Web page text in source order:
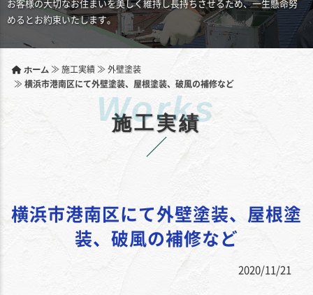
お客様の大切なお住まいを美しく維持し長持ちさせるため、一生懸命努
めるとお約束いたします。
ホーム ≫ 施工実績≫ 外壁塗装
≫ 横浜市港南区にて外壁塗装、屋根塗装、破風の補修など
施工実績
横浜市港南区にて外壁塗装、屋根塗
装、破風の補修など
2020/11/21